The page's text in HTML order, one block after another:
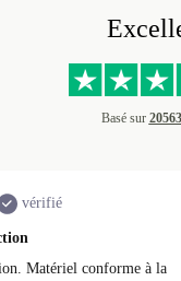
Basé sur
vérifié
Matériel conforme à la